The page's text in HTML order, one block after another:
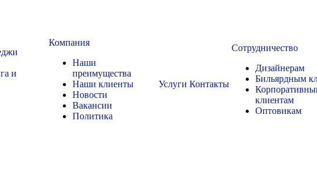
и
Компания
Наши
преимущества
Наши клиенты
Новости
Вакансии
Политика
Услуги Контакты
Сотрудничество
Дизайнерам
Бильярдным
клиентам
Оптовикам